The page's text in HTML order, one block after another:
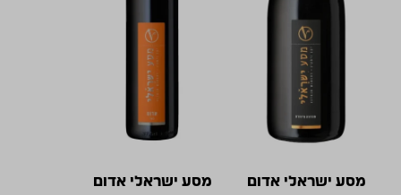
מסע ישראלי אדום
מסע ישראלי אדום